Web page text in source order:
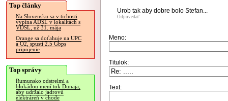
Top články
Na Slovensku sa v tichosti
vypína ADSL v lokalitách s
VDSL, už 31. mája
Orange sa doťahuje na UPC
a O2, spustí 2.5 Gbps
pripojenie
Top správy
Rumunsko odstrelmi a
blokádou mení tok Dunaja,
aby udržalo jadrovú
elektráreň v chode
Urob tak aby dobre bolo Stefan...
Odpovedať
Meno:
Titulok:
Text: